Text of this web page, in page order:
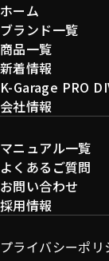
ホーム
ブランド一覧
商品一覧
新着情報
K-Garage PRO
会社情報
マニュアル一覧
よくあるご質問
お問い合わせ
採用情報
プライバシーポリ